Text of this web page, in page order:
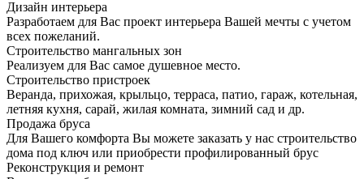
Дизайн интерьера
Разработаем для Вас проект интерьера Вашей мечты с учетом
всех пожеланий.
Строительство мангальных зон
Реализуем для Вас самое душевное место.
Строительство пристроек
Веранда, прихожая, крыльцо, терраса, патио, гараж, котельная,
летняя кухня, сарай, жилая комната, зимний сад и др.
Продажа бруса
Для Вашего комфорта Вы можете заказать у нас строительство
дома под ключ или приобрести профилированный брус
Реконструкция и ремонт